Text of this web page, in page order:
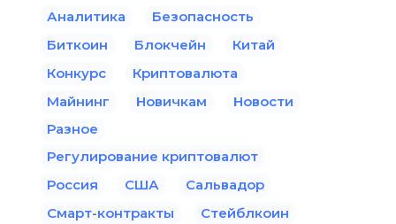
Аналитика
Безопасность
Биткоин
Блокчейн
Китай
Конкурс
Криптовалюта
Майнинг
Новичкам
Новости
Разное
Регулирование криптовалют
Россия
США
Сальвадор
Смарт-контракты
Стейблкоин